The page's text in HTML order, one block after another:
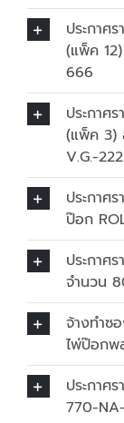
ประกาศ
(แพ็ค
666
ประกาศ
(แพ็ค 3)
V.G.-
ประกาศ
ป๊อก
ประกาศ
จำนวน
จ้างทำซ
ไพ่ป๊อกพ
ประกาศ
770-